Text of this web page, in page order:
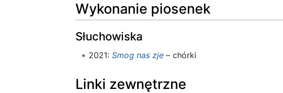
Wykonanie piosenek
Słuchowiska
2021: Smog nas zje– chórki
Linki zewnętrzne